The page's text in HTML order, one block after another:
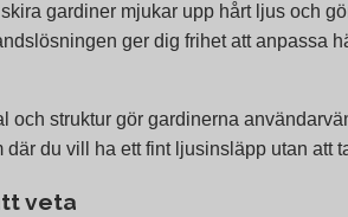
gardiner mjukar upp hårt ljus och
ger dig frihet att anpassa
och struktur gör gardinerna
där du vill ha ett fint ljusinsläpp utan att
veta